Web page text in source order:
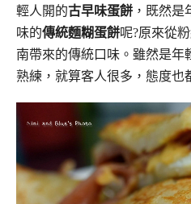
輕人開的古早味蛋餅 ，既然是
味的傳統麵糊蛋餅呢?原來從
南帶來的傳統口味。雖然是年
熟練，就算客人很多，態度也